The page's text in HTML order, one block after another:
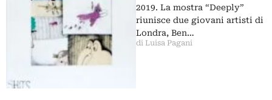
2019. La mostra “Deeply”
riunisce due giovani artisti di
Londra, Ben…
di Luisa Pagani